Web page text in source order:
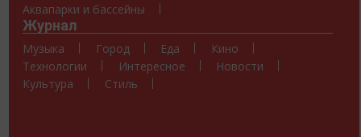
Аквапарки и бассейны
Журнал
Музыка Город Еда
Кино
Технологии
Интересное
Новости
Культура
Стиль